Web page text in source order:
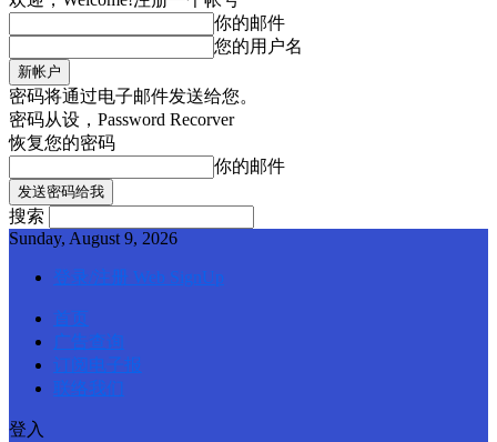
你的邮件
您的用户名
密码将通过电子邮件发送给您。
密码从设，Password Recorver
恢复您的密码
你的邮件
搜索
Sunday, August 9, 2026
登录/注册 Web SignUp
首页
广告查询
订阅电子报
联络我们
登入